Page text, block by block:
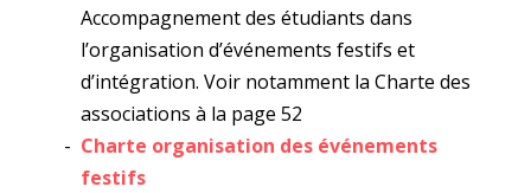
Accompagnement des étudiants dans
l’organisation d’événements festifs et
d’intégration. Voir notamment la Charte des
associations à la page 52
Charte organisation des événements
festifs